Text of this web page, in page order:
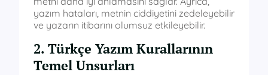
yazım hataları, metnin ciddiyetini zedeleyebilir
ve yazarın itibarını olumsuz etkileyebilir.
2. Türkçe Yazım Kurallarının
Temel Unsurları